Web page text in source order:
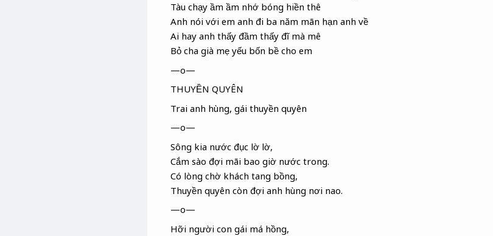
Tàu chạy ầm ầm nhớ bóng hiền thê
Anh nói với em anh đi ba năm mãn hạn anh về
Ai hay anh thấy đầm thấy đĩ mà mê
Bỏ cha già mẹ yếu bốn bề cho em
—o—
THUYỀN QUYÊN
Trai anh hùng, gái thuyền quyên
—o—
Sông kia nước đục lờ lờ,
Cắm sào đợi mãi bao giờ nước trong.
Có lòng chờ khách tang bồng,
Thuyền quyên còn đợi anh hùng nơi nao.
—o—
Hỡi người con gái má hồng,